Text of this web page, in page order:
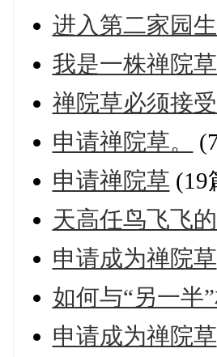
进入第二家园
我是一株禅院
禅院草必须接
申请禅院草。
申请禅院草 (19
天高任鸟飞飞
申请成为禅院草
如何与“另一半
申请成为禅院草